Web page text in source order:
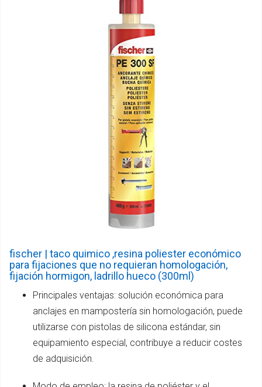
fischer | taco quimico ,resina poliester económico
para fijaciones que no requieran homologación,
fijación hormigon, ladrillo hueco (300ml)
Principales ventajas: solución económica para
anclajes en mampostería sin homologación, puede
utilizarse con pistolas de silicona estándar, sin
equipamiento especial, contribuye a reducir costes
de adquisición.